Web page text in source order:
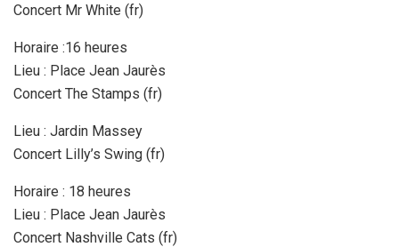
Concert Mr White (fr)
Horaire :16 heures
Lieu : Place Jean Jaurès
Concert The Stamps (fr)
Lieu : Jardin Massey
Concert Lilly’s Swing (fr)
Horaire : 18 heures
Lieu : Place Jean Jaurès
Concert Nashville Cats (fr)